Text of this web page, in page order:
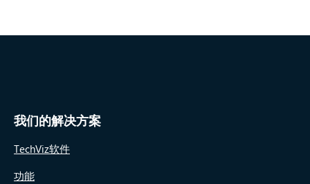
我们的解决方案
TechViz软件
功能